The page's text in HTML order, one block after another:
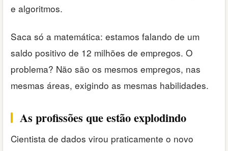
e algoritmos.
Saca só a matemática: estamos falando de um
saldo positivo de 12 milhões de empregos. O
problema? Não são os mesmos empregos, nas
mesmas áreas, exigindo as mesmas habilidades.
As profissões que estão explodindo
Cientista de dados virou praticamente o novo